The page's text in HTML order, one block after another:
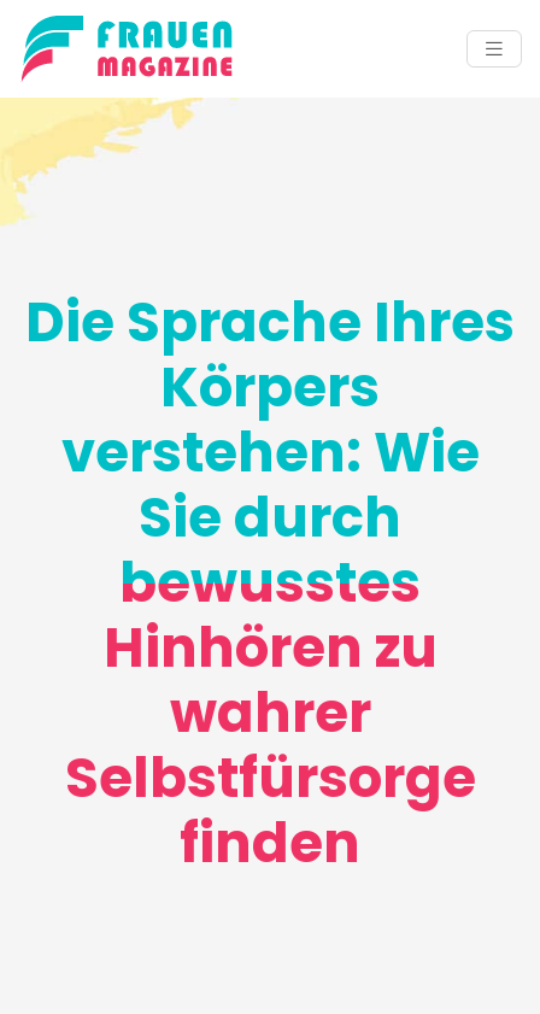
Die Sprache Ihres
Körpers
verstehen: Wie
Sie durch
bewusstes
Hinhören zu
wahrer
Selbstfürsorge
finden